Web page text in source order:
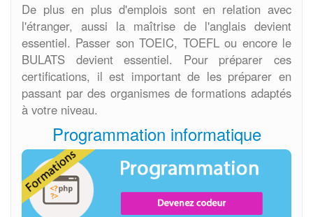
De plus en plus d'emplois sont en relation avec
l'étranger, aussi la maîtrise de l'anglais devient
essentiel. Passer son TOEIC, TOEFL ou encore le
BULATS devient essentiel. Pour préparer ces
certifications, il est important de les préparer en
passant par des organismes de formations adaptés
à votre niveau.
Programmation informatique